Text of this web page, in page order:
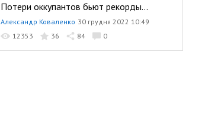
Потери оккупантов бьют рекорды...
Александр Коваленко 30 грудня 2022 10:49
12353
36 84 0